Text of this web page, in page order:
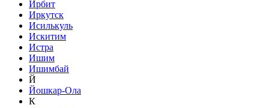
Ирбит
Иркутск
Исилькуль
Искитим
Истра
Ишим
Ишимбай
Й
Йошкар-Ола
К